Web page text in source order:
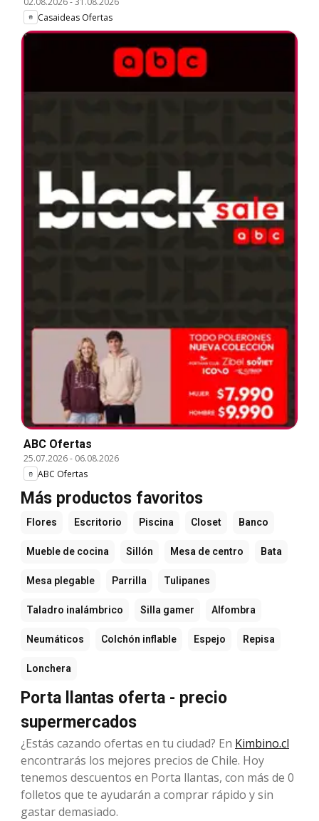
Casaideas Ofertas
ABC Ofertas
25.07.2026- 06.08.2026
ABC Ofertas
Más productos favoritos
Flores Escritorio Piscina Closet Banco
Mueble de cocina Sillón Mesa de centro Bata
Mesa plegable Parrilla Tulipanes
Taladro inalámbrico Silla gamer Alfombra
Neumáticos Colchón inflable Espejo Repisa
Lonchera
Porta llantas oferta - precio
supermercados
¿Estás cazando ofertas en tu ciudad? En Kimbino.cl
encontrarás los mejores precios de Chile. Hoy
tenemos descuentos en Porta llantas, con más de 0
folletos que te ayudarán a comprar rápido y sin
gastar demasiado.